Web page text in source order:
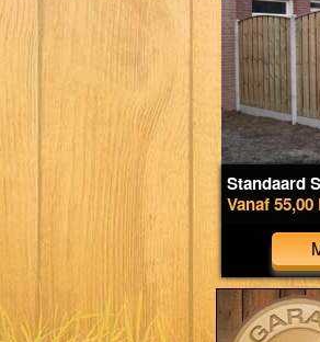
Standaard
Vanaf